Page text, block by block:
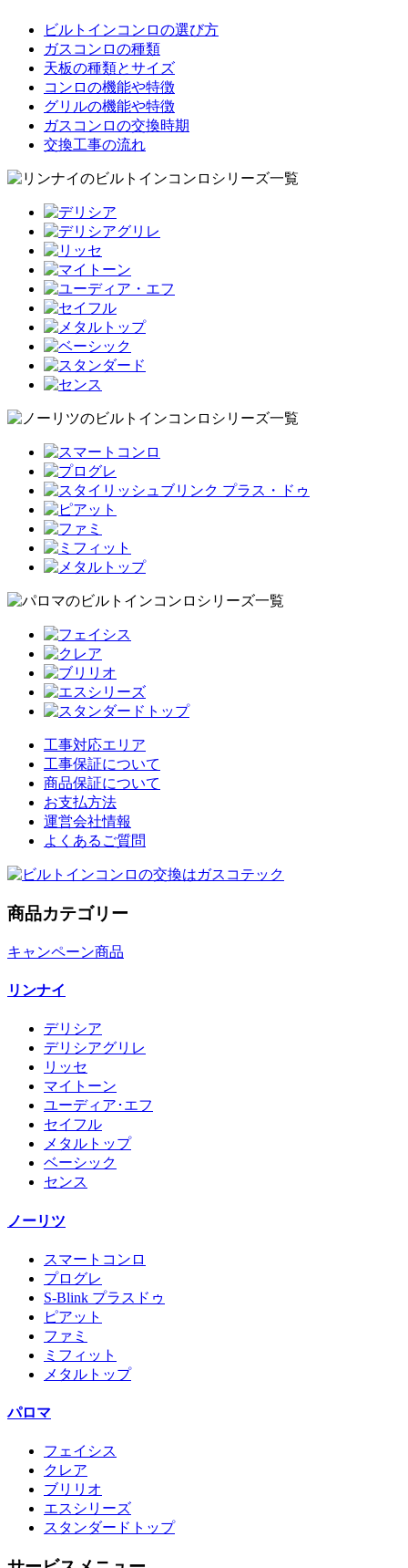
ビルトインコンロの選び方
ガスコンロの種類
天板の種類とサイズ
コンロの機能や特徴
グリルの機能や特徴
ガスコンロの交換時期
交換工事の流れ
工事対応エリア
工事保証について
商品保証について
お支払方法
運営会社情報
よくあるご質問
商品カテゴリー
キャンペーン商品
リンナイ
デリシア
デリシアグリレ
リッセ
マイトーン
ユーディア･エフ
セイフル
メタルトップ
ベーシック
センス
ノーリツ
スマートコンロ
プログレ
S-Blink プラスドゥ
ピアット
ファミ
ミフィット
メタルトップ
パロマ
フェイシス
クレア
ブリリオ
エスシリーズ
スタンダードトップ